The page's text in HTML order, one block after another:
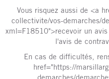
Vous risquez aussi de <a
collectivite/vos-demarches/
xml=F18510">recevoir un
l'avis de
En cas de difficultés,
href="https://